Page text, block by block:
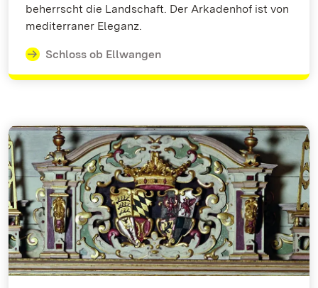
beherrscht die Landschaft. Der Arkadenhof ist von
mediterraner Eleganz.
Schloss ob Ellwangen